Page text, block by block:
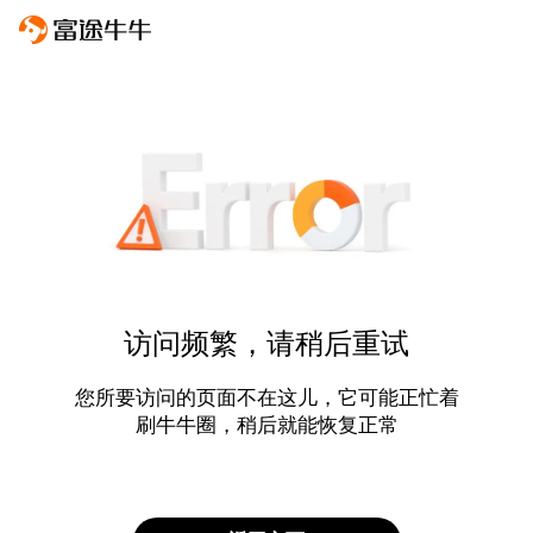
访问频繁，请稍后重试
您所要访问的页面不在这儿，它可能正忙着
刷牛牛圈，稍后就能恢复正常